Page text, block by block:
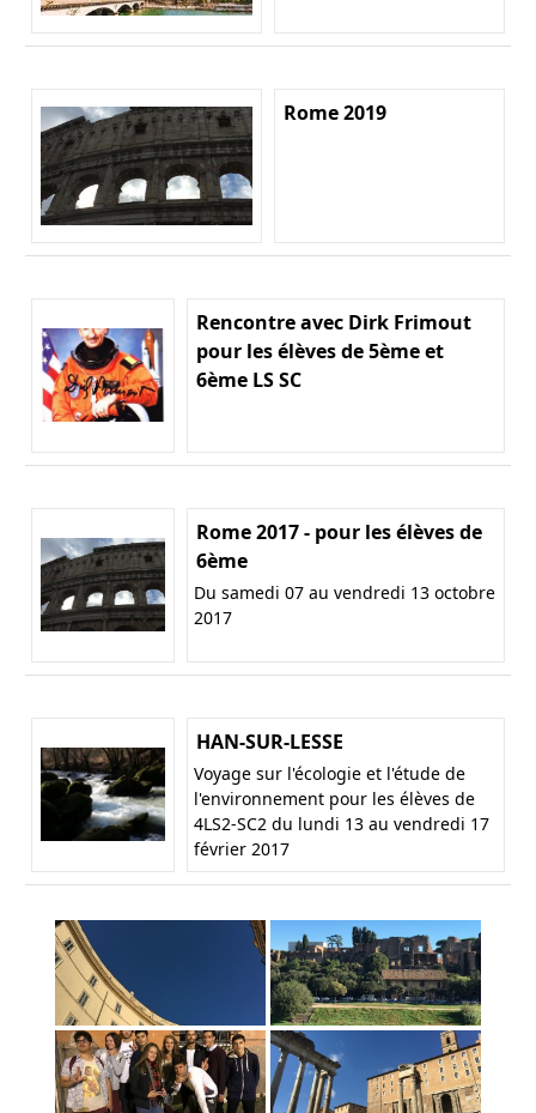
Rome 2019
Rencontre avec Dirk Frimout
pour les élèves de 5ème et
6ème LS SC
Rome 2017 - pour les élèves de
6ème
Du samedi 07 au vendredi 13 octobre
2017
HAN-SUR-LESSE
Voyage sur l'écologie et l'étude de
l'environnement pour les élèves de
4LS2-SC2 du lundi 13 au vendredi 17
février 2017